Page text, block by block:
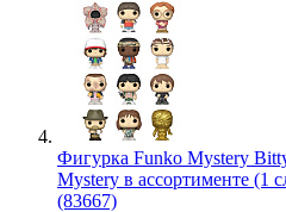
Фигурка Funko Mystery
Mystery в ассортименте (1
(83667)